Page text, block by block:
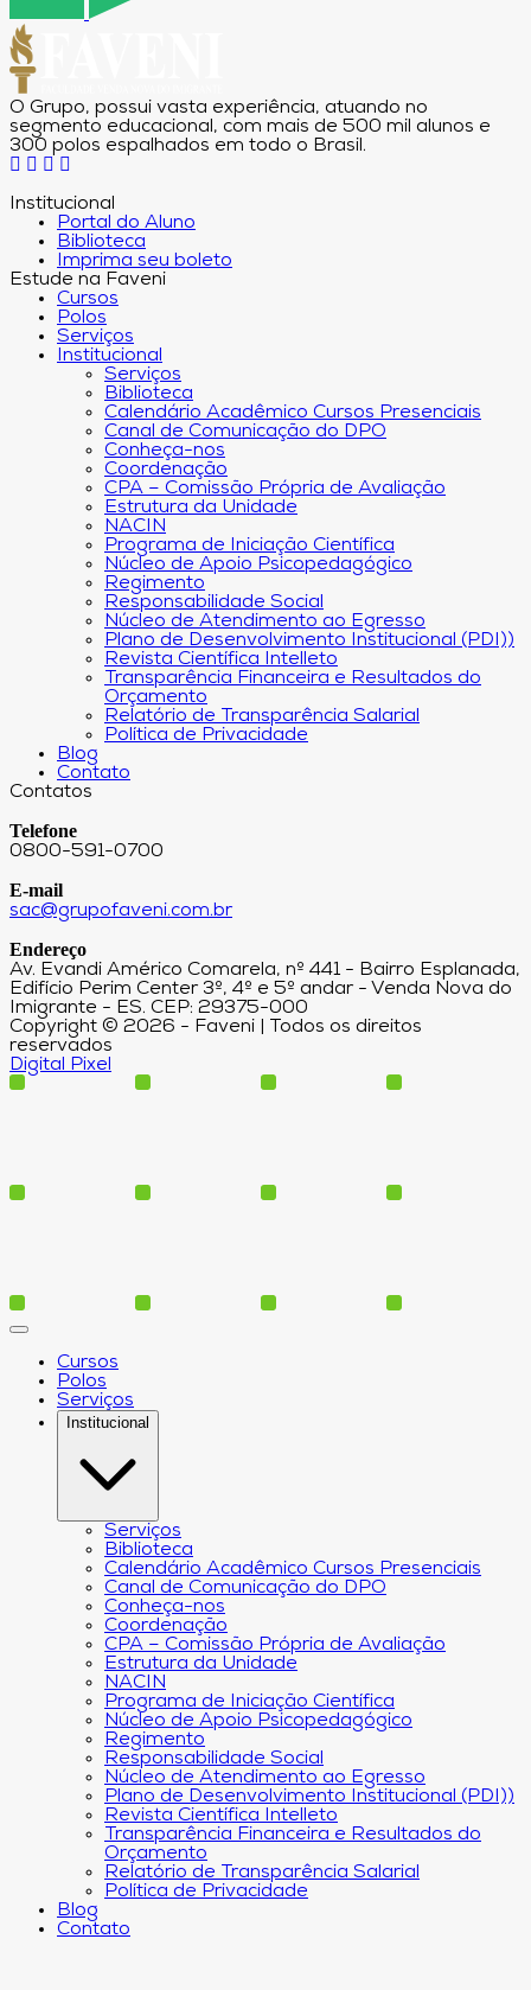
O Grupo, possui vasta experiência, atuando no
segmento educacional, com mais de 500 mil alunos e
300 polos espalhados em todo o Brasil.
Institucional
Portal do Aluno
Biblioteca
Imprima seu boleto
Estude na Faveni
Cursos
Polos
Serviços
Institucional
Serviços
Biblioteca
Calendário Acadêmico Cursos Presenciais
Canal de Comunicação do DPO
Conheça-nos
Coordenação
CPA – Comissão Própria de Avaliação
Estrutura da Unidade
NACIN
Programa de Iniciação Científica
Núcleo de Apoio Psicopedagógico
Regimento
Responsabilidade Social
Núcleo de Atendimento ao Egresso
Plano de Desenvolvimento Institucional (PDI))
Revista Científica Intelleto
Transparência Financeira e Resultados do
Orçamento
Relatório de Transparência Salarial
Política de Privacidade
Blog
Contato
Contatos
Telefone
0800-591-0700
E-mail
sac@grupofaveni.com.br
Endereço
Av. Evandi Américo Comarela, nº 441 - Bairro Esplanada,
Edifício Perim Center 3º, 4º e 5º andar - Venda Nova do
Imigrante - ES. CEP: 29375-000
Copyright © 2026 - Faveni | Todos os direitos
reservados
Digital Pixel
Cursos
Polos
Serviços
Institucional
Serviços
Biblioteca
Calendário Acadêmico Cursos Presenciais
Canal de Comunicação do DPO
Conheça-nos
Coordenação
CPA – Comissão Própria de Avaliação
Estrutura da Unidade
NACIN
Programa de Iniciação Científica
Núcleo de Apoio Psicopedagógico
Regimento
Responsabilidade Social
Núcleo de Atendimento ao Egresso
Plano de Desenvolvimento Institucional (PDI))
Revista Científica Intelleto
Transparência Financeira e Resultados do
Orçamento
Relatório de Transparência Salarial
Política de Privacidade
Blog
Contato